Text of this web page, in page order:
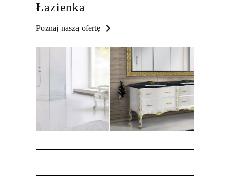
Łazienka
Poznaj naszą ofertę